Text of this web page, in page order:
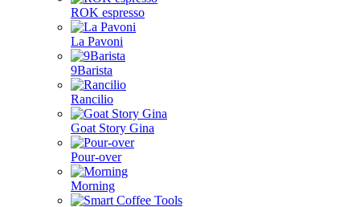
ROK espresso
La Pavoni
9Barista
Rancilio
Goat Story Gina
Pour-over
Morning